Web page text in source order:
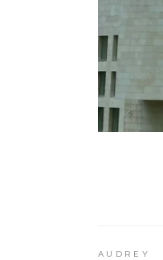
AUDREY